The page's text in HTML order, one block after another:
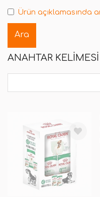
Ürün açıklamasında
ANAHTAR